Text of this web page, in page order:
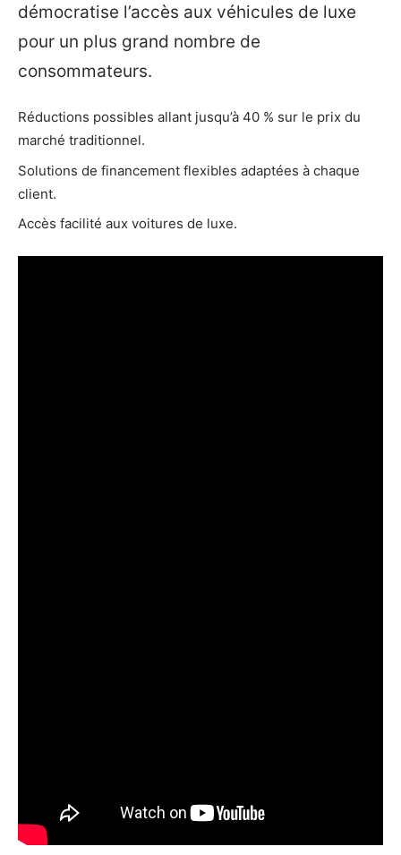
démocratise l’accès aux véhicules de luxe
pour un plus grand nombre de
consommateurs.
Réductions possibles allant jusqu’à 40 % sur le prix du
marché traditionnel.
Solutions de financement flexibles adaptées à chaque
client.
Accès facilité aux voitures de luxe.